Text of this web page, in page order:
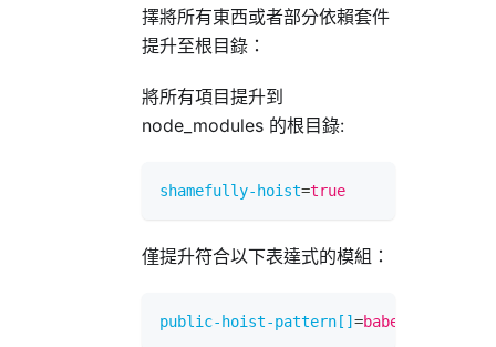
擇將所有東西或者部分依賴套件
提升至根目錄：
將所有項目提升到
node_modules 的根目錄:
shamefully-hoist=true
僅提升符合以下表達式的模組：
public-hoist-pattern[]=babel-*